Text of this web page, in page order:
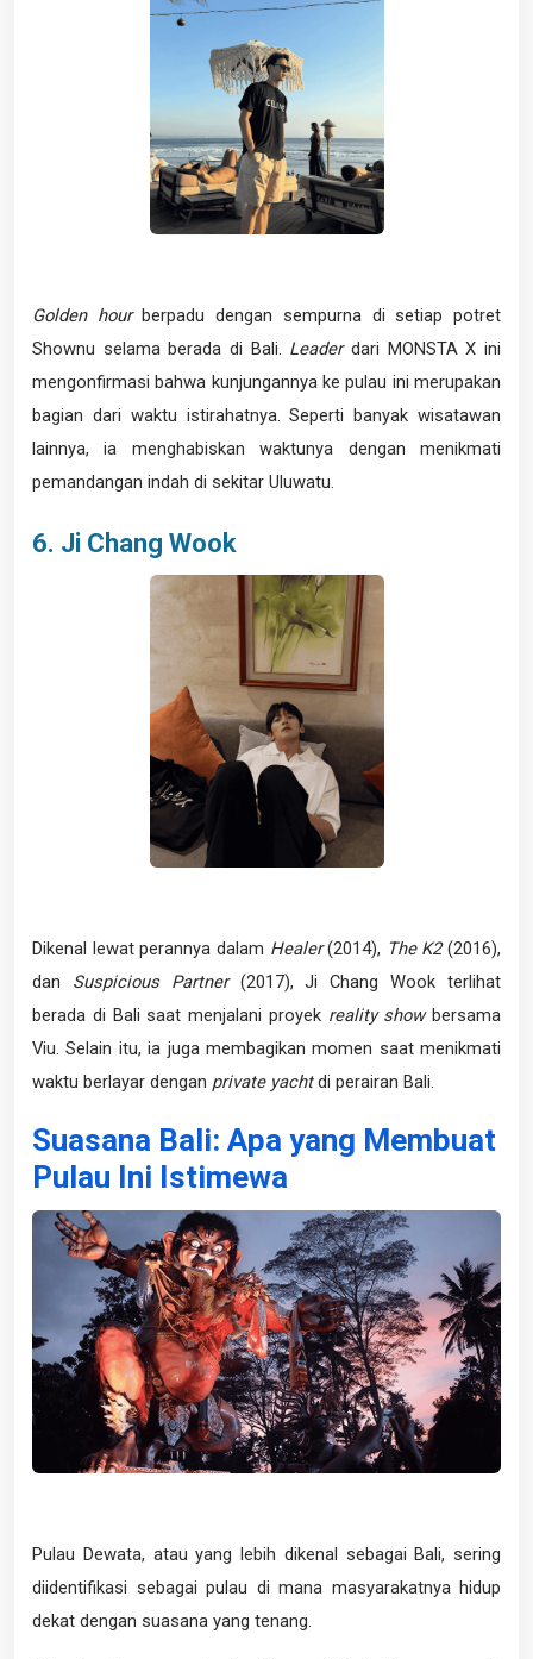
Golden hourberpadu dengan sempurna di setiap potret
Shownu selama berada di Bali. Leaderdari MONSTA X ini
mengonfirmasi bahwa kunjungannya ke pulau ini merupakan
bagian dari waktu istirahatnya. Seperti banyak wisatawan
lainnya, ia menghabiskan waktunya dengan menikmati
pemandangan indah di sekitar Uluwatu.
6. Ji Chang Wook
Dikenal lewat perannya dalam Healer(2014), The K2(2016),
dan Suspicious Partner(2017), Ji Chang Wook terlihat
berada di Bali saat menjalani proyek reality showbersama
Viu. Selain itu, ia juga membagikan momen saat menikmati
waktu berlayar dengan private yachtdi perairan Bali.
Suasana Bali: Apa yang Membuat
Pulau Ini Istimewa
Pulau Dewata, atau yang lebih dikenal sebagai Bali, sering
diidentifikasi sebagai pulau di mana masyarakatnya hidup
dekat dengan suasana yang tenang.